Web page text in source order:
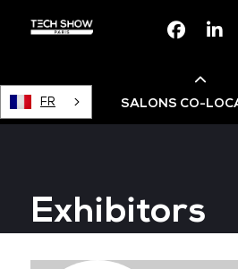
FR SALONS CO-
Devops Live
Exhibitors